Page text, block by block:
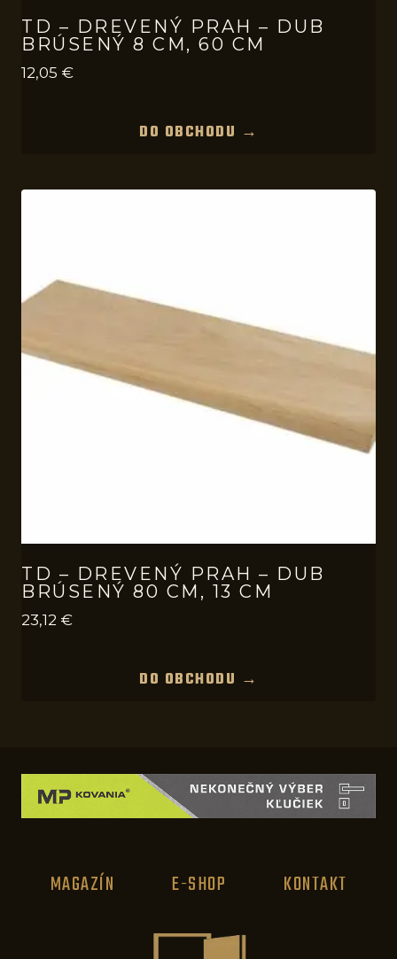
TD – DREVENÝ PRAH – DUB
BRÚSENÝ 8 CM, 60 CM
12,05 €
DO OBCHODU →
TD – DREVENÝ PRAH – DUB
BRÚSENÝ 80 CM, 13 CM
23,12 €
DO OBCHODU →
MAGAZÍN E-SHOP KONTAKT